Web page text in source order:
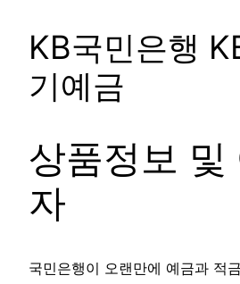
KB국민은행
기예금
상품정보 및
자
국민은행이 오랜만에 예금과 적